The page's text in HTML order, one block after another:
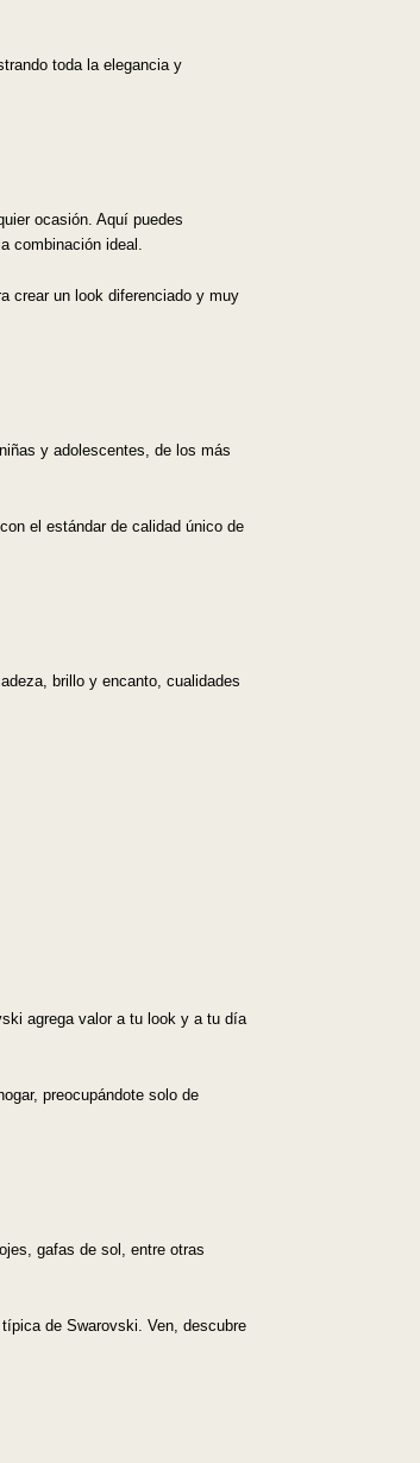
toda la elegancia y
ocasión. Aquí puedes
combinación ideal.
crear un look diferenciado y muy
y adolescentes, de los más
el estándar de calidad único de
brillo y encanto, cualidades
agrega valor a tu look y a tu día
preocupándote solo de
gafas de sol, entre otras
de Swarovski. Ven, descubre